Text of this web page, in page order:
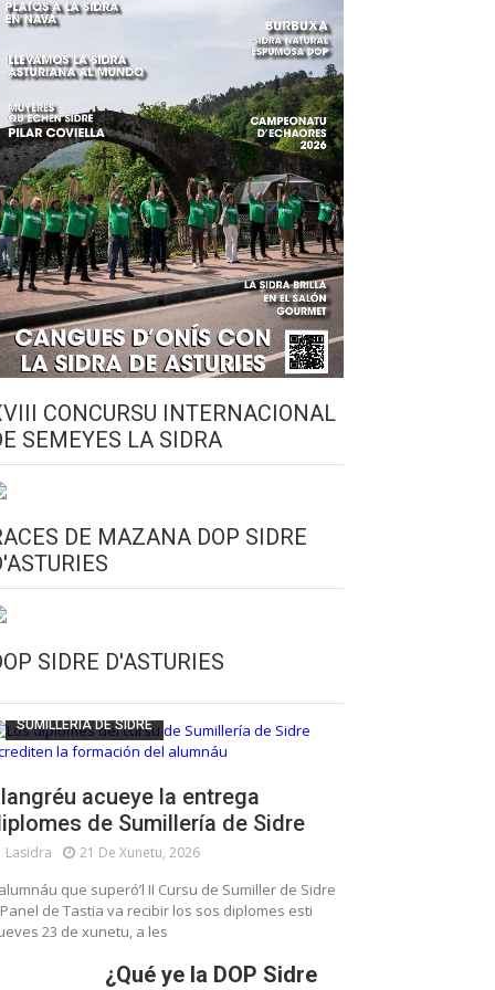
CONCURSU INTERNACIONAL
SEMEYES LA SIDRA
DE MAZANA DOP SIDRE
SIDRE D'ASTURIES
ESCUELA DE SUMILLERÍA DE LA SIDRE
SUMILLERÍA DE SIDRE
acueye la entrega
de Sumillería de Sidre
Lasidra 21 De Xunetu, 2026
que superó’l II Cursu de Sumiller de Sidre
de Tastia va recibir los sos diplomes esti
23 de xunetu, a les
¿Qué ye la DOP Sidre